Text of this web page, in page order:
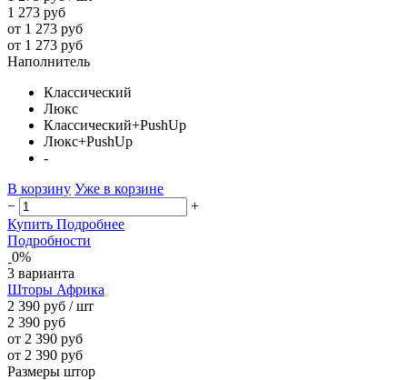
1 273 руб
от 1 273 руб
от 1 273 руб
Наполнитель
Классический
Люкс
Классический+PushUp
Люкс+PushUp
-
В корзину Уже в корзине
−
+
Купить Подробнее
Подробности
0%
3 варианта
Шторы Африка
2 390 руб / шт
2 390 руб
от 2 390 руб
от 2 390 руб
Размеры штор